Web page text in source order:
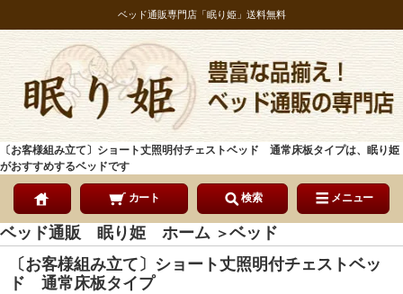
ベッド通販専門店「眠り姫」送料無料
〔お客様組み立て〕ショート丈照明付チェストベッド 通常床板タイプは、眠り姫
がおすすめするベッドです
カート 検索 メニュー
ベッド通販 眠り姫 ホーム ＞ベッド
〔お客様組み立て〕ショート丈照明付チェストベッ
ド 通常床板タイプ